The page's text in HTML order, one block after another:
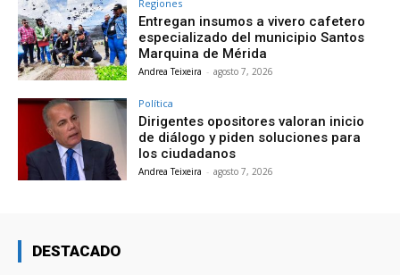
Regiones
Entregan insumos a vivero cafetero
especializado del municipio Santos
Marquina de Mérida
Andrea Teixeira - agosto 7, 2026
Política
Dirigentes opositores valoran inicio
de diálogo y piden soluciones para
los ciudadanos
Andrea Teixeira - agosto 7, 2026
DESTACADO